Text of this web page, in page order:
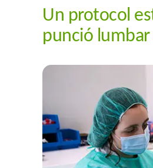
Un protocol
punció